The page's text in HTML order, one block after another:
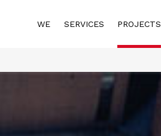
WE SERVICES PROJECTS